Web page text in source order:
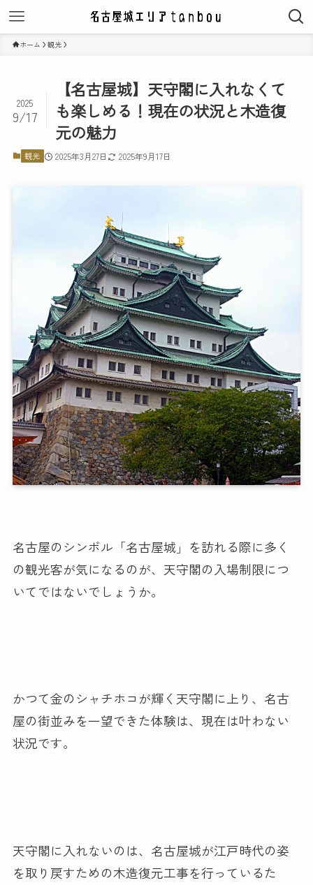
ホーム 観光
【名古屋城】天守閣に入れなくて
も楽しめる！現在の状況と木造復
元の魅力
2025
9/17
観光 2025年3月27日 2025年9月17日
名古屋のシンボル「名古屋城」を訪れる際に多く
の観光客が気になるのが、天守閣の入場制限につ
いてではないでしょうか。
かつて金のシャチホコが輝く天守閣に上り、名古
屋の街並みを一望できた体験は、現在は叶わない
状況です。
天守閣に入れないのは、名古屋城が江戸時代の姿
を取り戻すための木造復元工事を行っているた